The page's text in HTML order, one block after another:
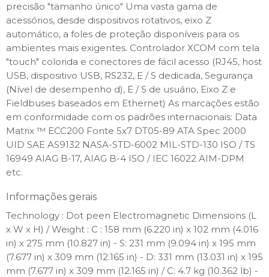
precisão "tamanho único" Uma vasta gama de
acessórios, desde dispositivos rotativos, eixo Z
automático, a foles de proteção disponíveis para os
ambientes mais exigentes. Controlador XCOM com tela
"touch" colorida e conectores de fácil acesso (RJ45, host
USB, dispositivo USB, RS232, E / S dedicada, Segurança
(Nível de desempenho d), E / S de usuário, Eixo Z e
Fieldbuses baseados em Ethernet) As marcações estão
em conformidade com os padrões internacionais: Data
Matrix ™ ECC200 Fonte 5x7 DT05-89 ATA Spec 2000
UID SAE AS9132 NASA-STD-6002 MIL-STD-130 ISO / TS
16949 AIAG B-17, AIAG B-4 ISO / IEC 16022 AIM-DPM
etc.
Informações gerais
Technology : Dot peen Electromagnetic Dimensions (L
x W x H) / Weight : C : 158 mm (6.220 in) x 102 mm (4.016
in) x 275 mm (10.827 in) - S: 231 mm (9.094 in) x 195 mm
(7.677 in) x 309 mm (12.165 in) - D: 331 mm (13.031 in) x 195
mm (7.677 in) x 309 mm (12.165 in) / C: 4.7 kg (10.362 lb) -